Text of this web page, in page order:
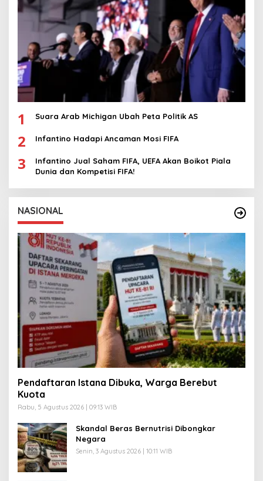
1 Suara Arab Michigan Ubah Peta Politik AS
2 Infantino Hadapi Ancaman Mosi FIFA
3
Infantino Jual Saham FIFA, UEFA Akan Boikot Piala
Dunia dan Kompetisi FIFA!
NASIONAL
Pendaftaran Istana Dibuka, Warga Berebut
Kuota
Rabu, 5 Agustus 2026 | 09:13 WIB
Skandal Beras Bernutrisi Dibongkar
Negara
Senin, 3 Agustus 2026 | 10:11 WIB